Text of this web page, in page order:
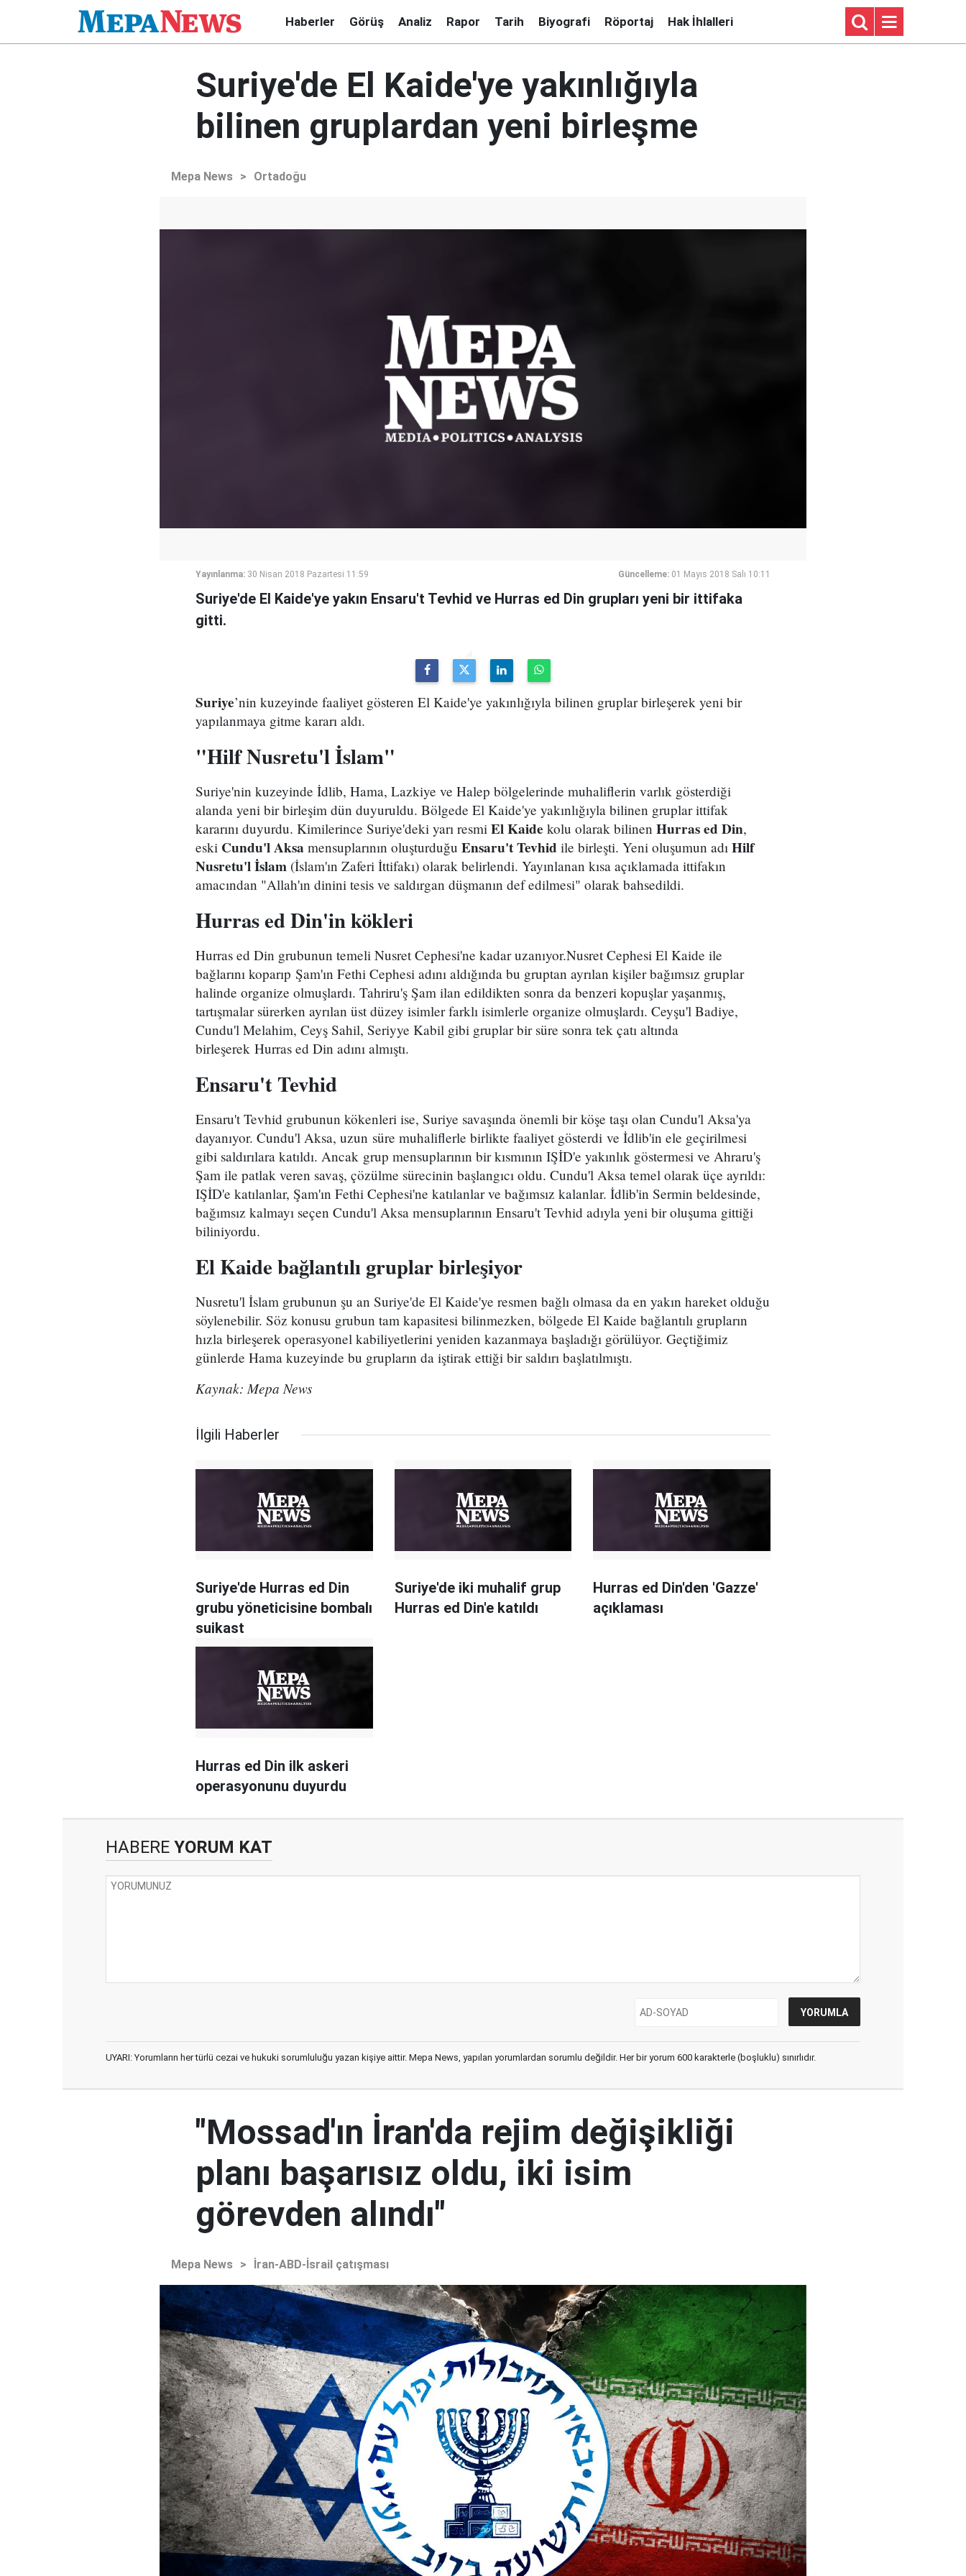
Haberler Görüş Analiz Rapor Tarih Biyografi Röportaj Hak İhlalleri
Suriye'de El Kaide'ye yakınlığıyla
bilinen gruplardan yeni birleşme
Mepa News > Ortadoğu
Yayınlanma: 30 Nisan 2018 Pazartesi 11:59 Güncelleme: 01 Mayıs 2018 Salı 10:11
Suriye'de El Kaide'ye yakın Ensaru't Tevhid ve Hurras ed Din grupları yeni bir ittifaka
gitti.
Suriye’nin kuzeyinde faaliyet gösteren El Kaide'ye yakınlığıyla bilinen gruplar birleşerek yeni bir
yapılanmaya gitme kararı aldı.
"Hilf Nusretu'l İslam"
Suriye'nin kuzeyinde İdlib, Hama, Lazkiye ve Halep bölgelerinde muhaliflerin varlık gösterdiği
alanda yeni bir birleşim dün duyuruldu. Bölgede El Kaide'ye yakınlığıyla bilinen gruplar ittifak
kararını duyurdu. Kimilerince Suriye'deki yarı resmi El Kaide kolu olarak bilinen Hurras ed Din,
eski Cundu'l Aksa mensuplarının oluşturduğu Ensaru't Tevhid ile birleşti. Yeni oluşumun adı Hilf
Nusretu'l İslam (İslam'ın Zaferi İttifakı) olarak belirlendi. Yayınlanan kısa açıklamada ittifakın
amacından "Allah'ın dinini tesis ve saldırgan düşmanın def edilmesi" olarak bahsedildi.
Hurras ed Din'in kökleri
Hurras ed Din grubunun temeli Nusret Cephesi'ne kadar uzanıyor.Nusret Cephesi El Kaide ile
bağlarını koparıp Şam'ın Fethi Cephesi adını aldığında bu gruptan ayrılan kişiler bağımsız gruplar
halinde organize olmuşlardı. Tahriru'ş Şam ilan edildikten sonra da benzeri kopuşlar yaşanmış,
tartışmalar sürerken ayrılan üst düzey isimler farklı isimlerle organize olmuşlardı. Ceyşu'l Badiye,
Cundu'l Melahim, Ceyş Sahil, Seriyye Kabil gibi gruplar bir süre sonra tek çatı altında
birleşerek Hurras ed Din adını almıştı.
Ensaru't Tevhid
Ensaru't Tevhid grubunun kökenleri ise, Suriye savaşında önemli bir köşe taşı olan Cundu'l Aksa'ya
dayanıyor. Cundu'l Aksa, uzun süre muhaliflerle birlikte faaliyet gösterdi ve İdlib'in ele geçirilmesi
gibi saldırılara katıldı. Ancak grup mensuplarının bir kısmının IŞİD'e yakınlık göstermesi ve Ahraru'ş
Şam ile patlak veren savaş, çözülme sürecinin başlangıcı oldu. Cundu'l Aksa temel olarak üçe ayrıldı:
IŞİD'e katılanlar, Şam'ın Fethi Cephesi'ne katılanlar ve bağımsız kalanlar. İdlib'in Sermin beldesinde,
bağımsız kalmayı seçen Cundu'l Aksa mensuplarının Ensaru't Tevhid adıyla yeni bir oluşuma gittiği
biliniyordu.
El Kaide bağlantılı gruplar birleşiyor
Nusretu'l İslam grubunun şu an Suriye'de El Kaide'ye resmen bağlı olmasa da en yakın hareket olduğu
söylenebilir. Söz konusu grubun tam kapasitesi bilinmezken, bölgede El Kaide bağlantılı grupların
hızla birleşerek operasyonel kabiliyetlerini yeniden kazanmaya başladığı görülüyor. Geçtiğimiz
günlerde Hama kuzeyinde bu grupların da iştirak ettiği bir saldırı başlatılmıştı.
Kaynak: Mepa News
İlgili Haberler
Suriye'de Hurras ed Din
grubu yöneticisine bombalı
suikast
Suriye'de iki muhalif grup
Hurras ed Din'e katıldı
Hurras ed Din'den 'Gazze'
açıklaması
Hurras ed Din ilk askeri
operasyonunu duyurdu
HABERE YORUM KAT
UYARI: Yorumların her türlü cezai ve hukuki sorumluluğu yazan kişiye aittir. Mepa News, yapılan yorumlardan sorumlu değildir. Her bir yorum 600 karakterle (boşluklu) sınırlıdır.
"Mossad'ın İran'da rejim değişikliği
planı başarısız oldu, iki isim
görevden alındı"
Mepa News > İran-ABD-İsrail çatışması